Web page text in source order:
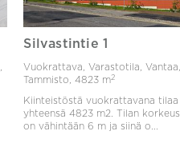
Silvastintie 1
Vuokrattava, Varastotila, Vantaa,
Tammisto,4823 m2
Kiinteistöstä vuokrattavana tilaa
yhteensä 4823 m2. Tilan korkeus
on vähintään 6 m ja siinä o...